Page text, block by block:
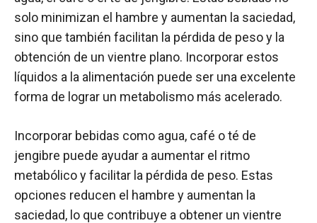
solo minimizan el hambre y aumentan la saciedad,
sino que también facilitan la pérdida de peso y la
obtención de un vientre plano. Incorporar estos
líquidos a la alimentación puede ser una excelente
forma de lograr un metabolismo más acelerado.
Incorporar bebidas como agua, café o té de
jengibre puede ayudar a aumentar el ritmo
metabólico y facilitar la pérdida de peso. Estas
opciones reducen el hambre y aumentan la
saciedad, lo que contribuye a obtener un vientre